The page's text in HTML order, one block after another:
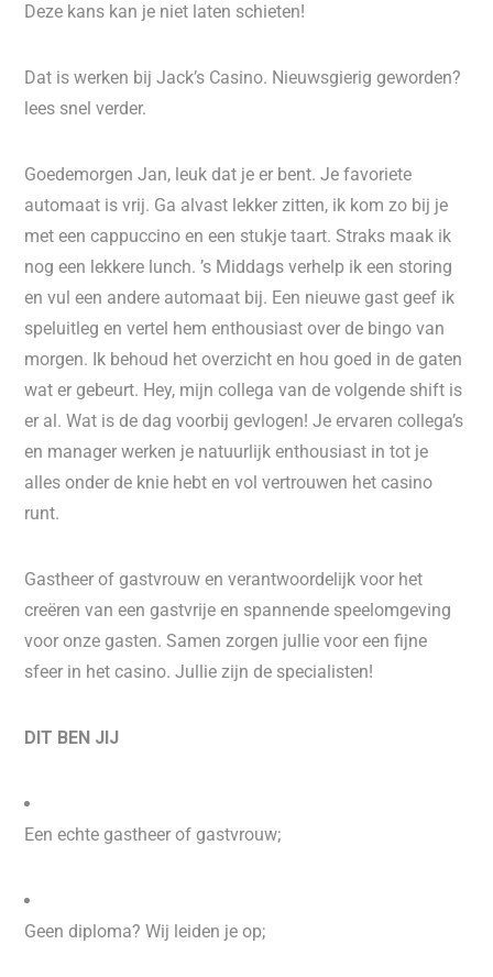
Deze kans kan je niet laten schieten!
Dat is werken bij Jack’s Casino. Nieuwsgierig geworden?
lees snel verder.
Goedemorgen Jan, leuk dat je er bent. Je favoriete
automaat is vrij. Ga alvast lekker zitten, ik kom zo bij je
met een cappuccino en een stukje taart. Straks maak ik
nog een lekkere lunch. ’s Middags verhelp ik een storing
en vul een andere automaat bij. Een nieuwe gast geef ik
speluitleg en vertel hem enthousiast over de bingo van
morgen. Ik behoud het overzicht en hou goed in de gaten
wat er gebeurt. Hey, mijn collega van de volgende shift is
er al. Wat is de dag voorbij gevlogen! Je ervaren collega’s
en manager werken je natuurlijk enthousiast in tot je
alles onder de knie hebt en vol vertrouwen het casino
runt.
Gastheer of gastvrouw en verantwoordelijk voor het
creëren van een gastvrije en spannende speelomgeving
voor onze gasten. Samen zorgen jullie voor een fijne
sfeer in het casino. Jullie zijn de specialisten!
DIT BEN JIJ
Een echte gastheer of gastvrouw;
Geen diploma? Wij leiden je op;